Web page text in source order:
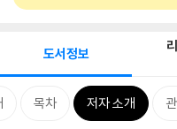
도서정보
목차 저자 소개